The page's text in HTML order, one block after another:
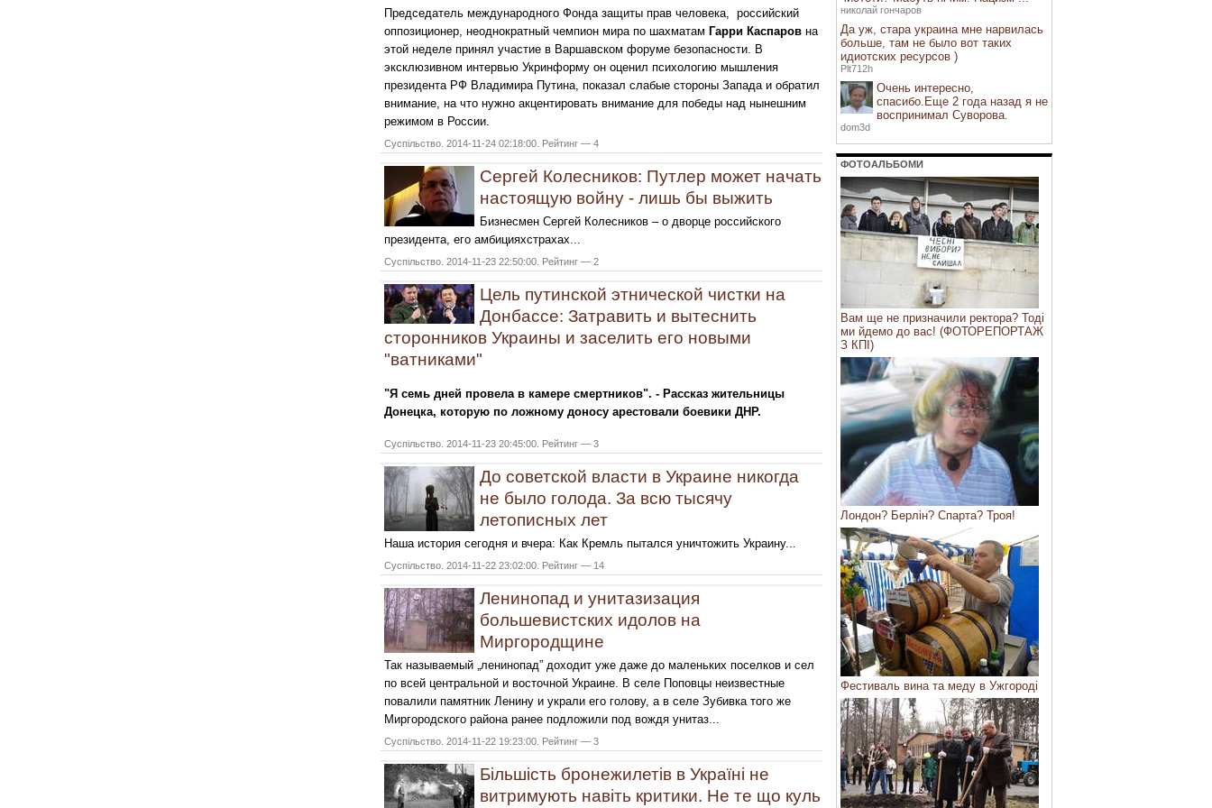
Председатель международного Фонда защиты прав человека, российский
оппозиционер, неоднократный чемпион мира по шахматам Гарри Каспаров на
этой неделе принял участие в Варшавском форуме безопасности. В
эксклюзивном интервью Укринформу он оценил психологию мышления
президента РФ Владимира Путина, показал слабые стороны Запада и обратил
внимание, на что нужно акцентировать внимание для победы над нынешним
режимом в России.
Суспільство. 2014-11-24 02:18:00. Рейтинг — 4
Сергей Колесников: Путлер может начать
настоящую войну - лишь бы выжить
Бизнесмен Сергей Колесников – о дворце российского
президента, его амбицияхстрахах...
Суспільство. 2014-11-23 22:50:00. Рейтинг — 2
Цель путинской этнической чистки на
Донбассе: Затравить и вытеснить
сторонников Украины и заселить его новыми
"ватниками"
"Я семь дней провела в камере смертников". - Рассказ жительницы
Донецка, которую по ложному доносу арестовали боевики ДНР.
Суспільство. 2014-11-23 20:45:00. Рейтинг — 3
До советской власти в Украине никогда
не было голода. За всю тысячу
летописных лет
Наша история сегодня и вчера: Как Кремль пытался уничтожить Украину...
Суспільство. 2014-11-22 23:02:00. Рейтинг — 14
Ленинопад и унитазизация
большевистских идолов на
Миргородщине
Так называемый „ленинопад” доходит уже даже до маленьких поселков и сел
по всей центральной и восточной Украине. В селе Поповцы неизвестные
повалили памятник Ленину и украли его голову, а в селе Зубивка того же
Миргородского района ранее подложили под вождя унитаз...
Суспільство. 2014-11-22 19:23:00. Рейтинг — 3
Більшість бронежилетів в Україні не
витримують навіть критики. Не те що куль
николай гончаров
Да уж, стара украина мне нарвилась
больше, там не было вот таких
идиотских ресурсов )
Plt712h
Очень интересно,
спасибо.Еще 2 года назад я не
воспринимал Суворова.
dom3d
ФОТОАЛЬБОМИ
Вам ще не призначили ректора? Тоді
ми йдемо до вас! (ФОТОРЕПОРТАЖ
З КПІ)
Лондон? Берлін? Спарта? Троя!
Фестиваль вина та меду в Ужгороді